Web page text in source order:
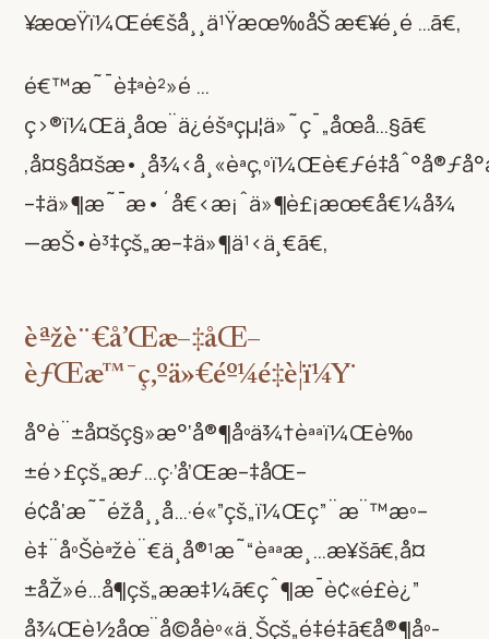
¥æœŸï¼Œé€šå¸¸ä¹Ÿæœ‰åŠ æ€¥é¸é …ã€‚
é€™æ˜¯è‡ªè²»é …
ç›®ï¼Œä¸åœ¨ä¿éšªçµ¦ä»˜ç¯„åœå…§ã€
–‡ä»¶æ˜¯æ•´å€‹æ¡ˆä»¶è£¡æœ€å€¼å¾
—æŠ•è³‡çš„æ–‡ä»¶ä¹‹ä¸€ã€‚
èªžè¨€å’Œæ–‡åŒ–
èƒŒæ™¯ç‚ºä»€éº¼é‡è¦ï¼Ÿ
å°è¨±å¤šç§»æ°‘å®¶åº­ä¾†èªªï¼Œè‰
±é›£çš„æƒ…ç·’å’Œæ–‡åŒ–
é¢å‘æ˜¯éžå¸¸å…·é«”çš„ï¼Œç”¨æ¨™æº–
è‡¨åºŠèªžè¨€ä¸å®¹æ˜“èªªæ¸…æ¥šã€‚å¤
±åŽ»é…å¶çš„ææ‡¼ã€çˆ¶æ¯è¢«é£è¿”
å¾Œè½åœ¨å­©å­èº«ä¸Šçš„é‡é‡ã€å®¶åº­